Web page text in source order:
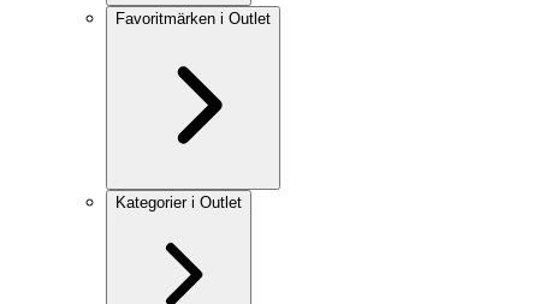
Favoritmärken i Outlet
Kategorier i Outlet